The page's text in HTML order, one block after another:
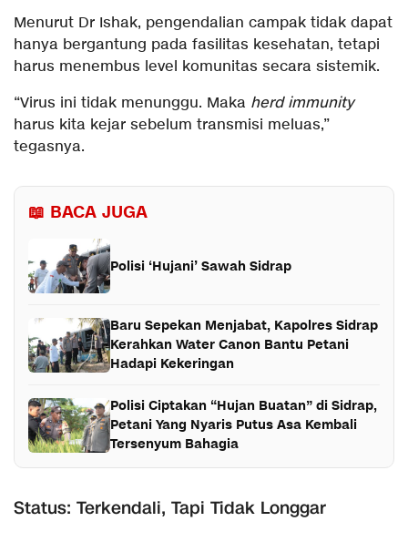
Menurut Dr Ishak, pengendalian campak tidak dapat
hanya bergantung pada fasilitas kesehatan, tetapi
harus menembus level komunitas secara sistemik.
“Virus ini tidak menunggu. Maka herd immunity
harus kita kejar sebelum transmisi meluas,”
tegasnya.
📖 BACA JUGA
Polisi ‘Hujani’ Sawah Sidrap
Baru Sepekan Menjabat, Kapolres Sidrap
Kerahkan Water Canon Bantu Petani
Hadapi Kekeringan
Polisi Ciptakan “Hujan Buatan” di Sidrap,
Petani Yang Nyaris Putus Asa Kembali
Tersenyum Bahagia
Status: Terkendali, Tapi Tidak Longgar